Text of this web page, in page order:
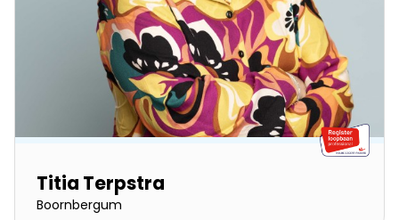
Titia Terpstra
Boornbergum